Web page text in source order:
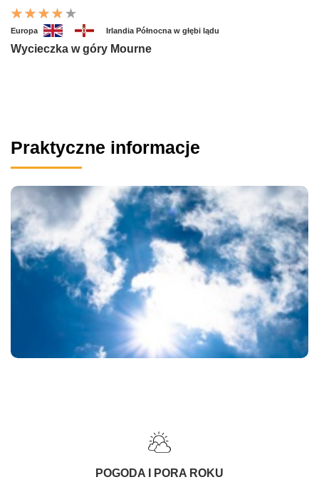
Europa Irlandia Północna w głębi lądu
Wycieczka w góry Mourne
Praktyczne informacje
POGODA I PORA ROKU